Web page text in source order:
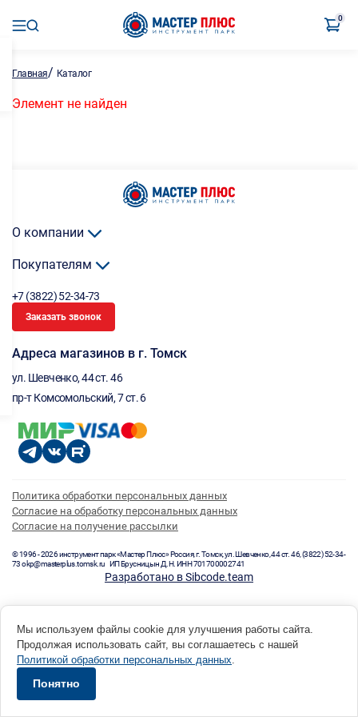
0
Главная/ Каталог
Элемент не найден
О компании
Покупателям
+7 (3822) 52-34-73
Заказать звонок
Адреса магазинов в г. Томск
ул. Шевченко, 44 ст. 46
пр-т Комсомольский, 7 ст. 6
Политика обработки персональных данных
Согласие на обработку персональных данных
Согласие на получение рассылки
© 1996 - 2026 инструмент парк «Мастер Плюс» Россия, г. Томск, ул. Шевченко, 44 ст. 46, (3822) 52-34-
73 okp@masterplus.tomsk.ru ИП Брусницын Д.Н. ИНН 701700002741
Разработано в Sibcode.team
Мы используем файлы cookie для улучшения работы сайта.
Продолжая использовать сайт, вы соглашаетесь с нашей
Политикой обработки персональных данных.
Понятно